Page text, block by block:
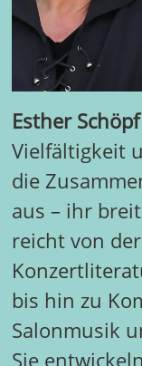
Esther
Vielfältigkeit
die
aus – ihr
reicht von
bis hin zu
Salonmusik
Sie